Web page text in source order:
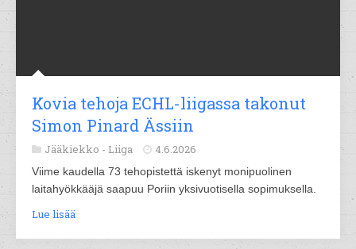
Kovia tehoja ECHL-liigassa takonut
Simon Pinard Ässiin
Jääkiekko - Liiga 4.6.2026
Viime kaudella 73 tehopistettä iskenyt monipuolinen
laitahyökkääjä saapuu Poriin yksivuotisella sopimuksella.
Lue lisää